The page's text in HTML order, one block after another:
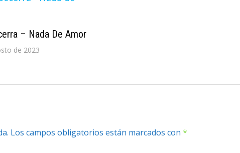
– Nada De Amor
de 2023
Los campos obligatorios están marcados con*